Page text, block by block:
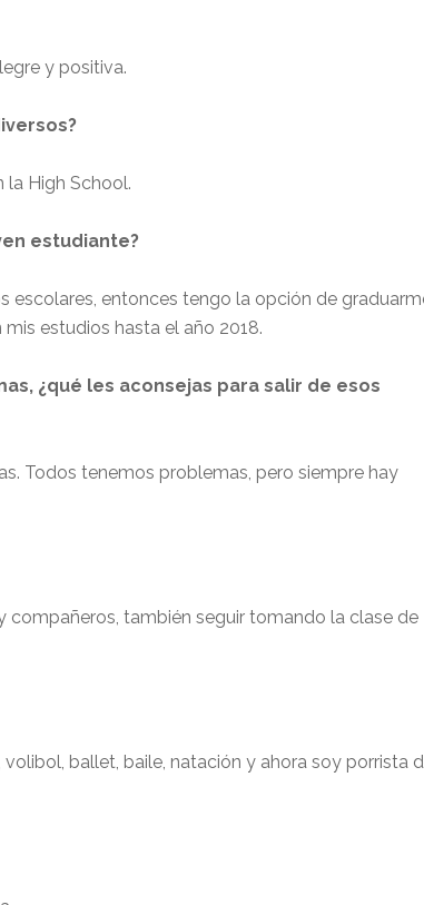
y positiva.
la High School.
estudiante?
escolares, entonces tengo la opción de
estudios hasta el año 2018.
¿qué les aconsejas para salir de esos
Todos tenemos problemas, pero siempre hay
compañeros, también seguir tomando la clase de
ballet, baile, natación y ahora soy porrista